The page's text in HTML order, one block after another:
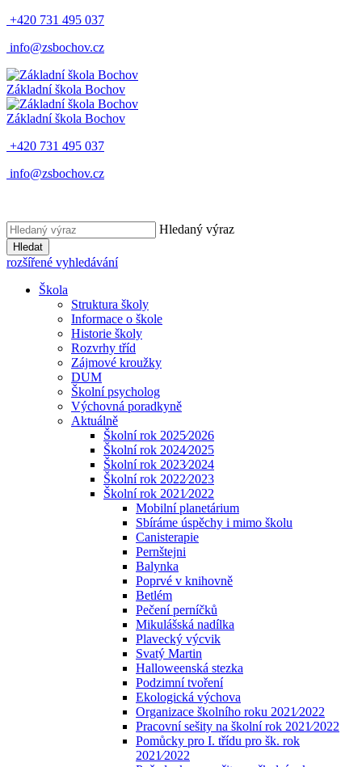
+420 731 495 037
info@zsbochov.cz
Základní škola Bochov
Základní škola Bochov
+420 731 495 037
info@zsbochov.cz
Hledaný výraz
Hledat
rozšířené vyhledávání
Škola
Struktura školy
Informace o škole
Historie školy
Rozvrhy tříd
Zájmové kroužky
DUM
Školní psycholog
Výchovná poradkyně
Aktuálně
Školní rok 2025⁄2026
Školní rok 2024⁄2025
Školní rok 2023⁄2024
Školní rok 2022⁄2023
Školní rok 2021⁄2022
Mobilní planetárium
Sbíráme úspěchy i mimo školu
Canisterapie
Pernštejni
Balynka
Poprvé v knihovně
Betlém
Pečení perníčků
Mikulášská nadílka
Plavecký výcvik
Svatý Martin
Halloweenská stezka
Podzimní tvoření
Ekologická výchova
Organizace školního roku 2021⁄2022
Pracovní sešity na školní rok 2021⁄2022
Pomůcky pro I. třídu pro šk. rok
2021⁄2022